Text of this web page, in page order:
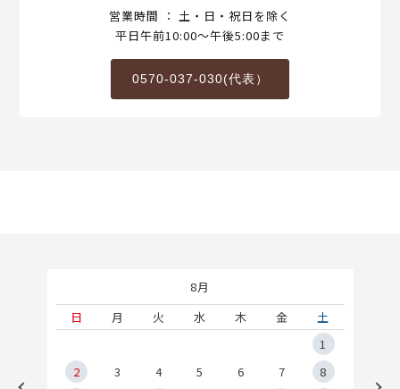
営業時間 ： 土・日・祝日を除く
平日午前10:00～午後5:00まで
0570-037-030(代表）
8月
日
月 火 水 木 金
土
1
2
3 4 5 6 7
8